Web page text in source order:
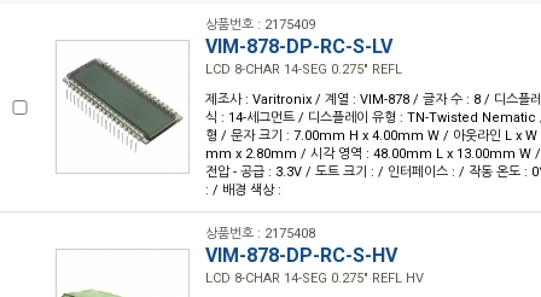
상품번호 : 2175409
VIM-878-DP-RC-S-LV
LCD 8-CHAR 14-SEG 0.275" REFL
제조사 : Varitronix / 계열 : VIM-878 / 글자 수 : 8 / 디스플
식 : 14-세그먼트 / 디스플레이 유형 : TN-Twisted Nematic
형 / 문자 크기 : 7.00mm H x 4.00mm W / 아웃라인 L x
mm x 2.80mm / 시각 영역 : 48.00mm L x 13.00mm W /
전압 - 공급 : 3.3V / 도트 크기 : / 인터페이스 : / 작동 온도 :
: / 배경 색상 :
상품번호 : 2175408
VIM-878-DP-RC-S-HV
LCD 8-CHAR 14-SEG 0.275" REFL HV